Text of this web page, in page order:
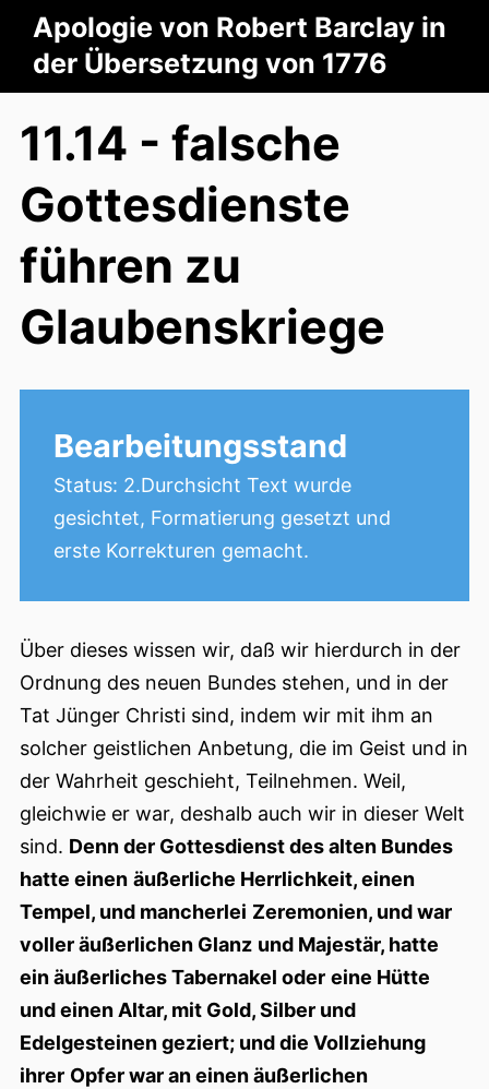
Apologie von Robert Barclay in
der Übersetzung von 1776
11.14 - falsche
Gottesdienste
führen zu
Glaubenskriege
Bearbeitungsstand
Status: 2.Durchsicht Text wurde
gesichtet, Formatierung gesetzt und
erste Korrekturen gemacht.
Über dieses wissen wir, daß wir hierdurch in der
Ordnung des neuen Bundes stehen, und in der
Tat Jünger Christi sind, indem wir mit ihm an
solcher geistlichen Anbetung, die im Geist und in
der Wahrheit geschieht, Teilnehmen. Weil,
gleichwie er war, deshalb auch wir in dieser Welt
sind. Denn der Gottesdienst des alten Bundes
hatte einen äußerliche Herrlichkeit, einen
Tempel, und mancherlei Zeremonien, und war
voller äußerlichen Glanz und Majestär, hatte
ein äußerliches Tabernakel oder eine Hütte
und einen Altar, mit Gold, Silber und
Edelgesteinen geziert; und die Vollziehung
ihrer Opfer war an einen äußerlichen